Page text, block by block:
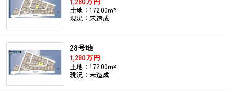
土地：172.00m²
現況：未造成
28号地
1,280万円
土地：172.00m²
現況：未造成